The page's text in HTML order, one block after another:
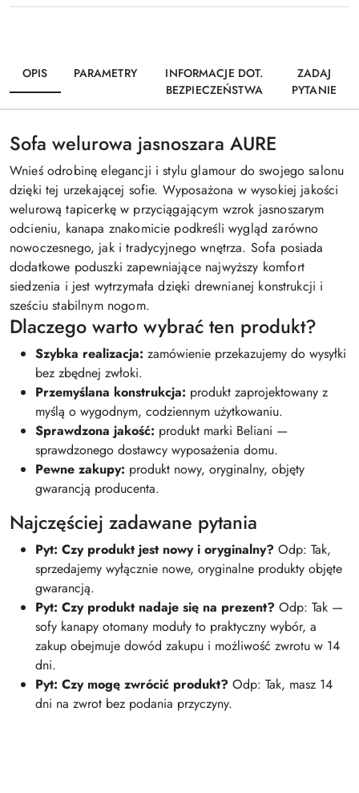
OPIS PARAMETRY
INFORMACJE DOT.
BEZPIECZEŃSTWA
ZADAJ
PYTANIE
Sofa welurowa jasnoszara AURE
Wnieś odrobinę elegancji i stylu glamour do swojego salonu
dzięki tej urzekającej sofie. Wyposażona w wysokiej jakości
welurową tapicerkę w przyciągającym wzrok jasnoszarym
odcieniu, kanapa znakomicie podkreśli wygląd zarówno
nowoczesnego, jak i tradycyjnego wnętrza. Sofa posiada
dodatkowe poduszki zapewniające najwyższy komfort
siedzenia i jest wytrzymała dzięki drewnianej konstrukcji i
sześciu stabilnym nogom.
Dlaczego warto wybrać ten produkt?
Szybka realizacja: zamówienie przekazujemy do wysyłki
bez zbędnej zwłoki.
Przemyślana konstrukcja: produkt zaprojektowany z
myślą o wygodnym, codziennym użytkowaniu.
Sprawdzona jakość: produkt marki Beliani —
sprawdzonego dostawcy wyposażenia domu.
Pewne zakupy: produkt nowy, oryginalny, objęty
gwarancją producenta.
Najczęściej zadawane pytania
Pyt: Czy produkt jest nowy i oryginalny? Odp: Tak,
sprzedajemy wyłącznie nowe, oryginalne produkty objęte
gwarancją.
Pyt: Czy produkt nadaje się na prezent? Odp: Tak —
sofy kanapy otomany moduły to praktyczny wybór, a
zakup obejmuje dowód zakupu i możliwość zwrotu w 14
dni.
Pyt: Czy mogę zwrócić produkt? Odp: Tak, masz 14
dni na zwrot bez podania przyczyny.